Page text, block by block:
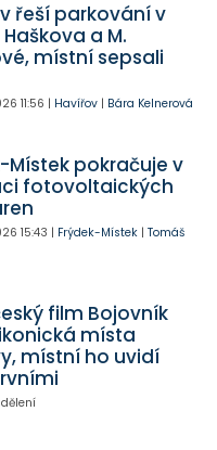
řeší parkování v
a M.
místní sepsali
11:56 | Havířov| Bára Kelnerová
Místek pokračuje v
fotovoltaických
15:43 | Frýdek-Místek| Tomáš
film Bojovník
místa
místní ho uvidí